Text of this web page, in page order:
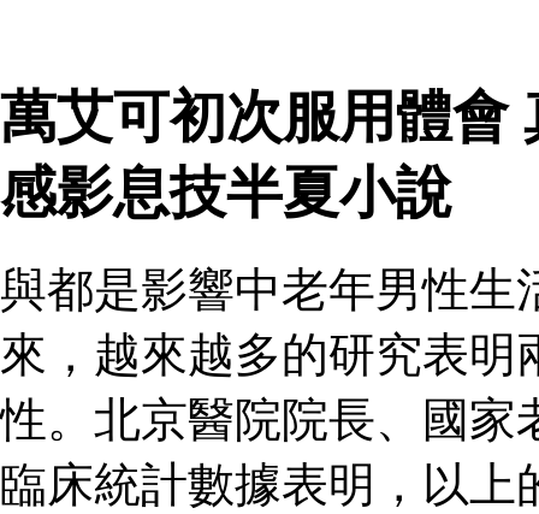
萬艾可初次服用體會
感影息技半夏小說
與都是影響中老年男性生
來，越來越多的研究表
性。北京醫院院長、國家
臨床統計數據表明，以上